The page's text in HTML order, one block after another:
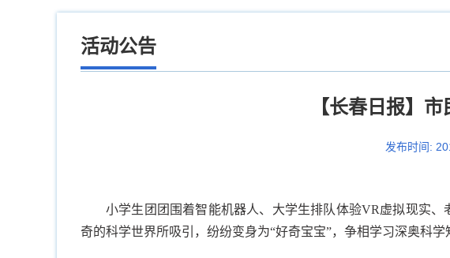
活动公告
【长春日报】
发布时间:
小学生团团围着智能机器人、大学生排队体验VR虚拟现实
奇的科学世界所吸引，纷纷变身为“好奇宝宝”，争相学习深奥科